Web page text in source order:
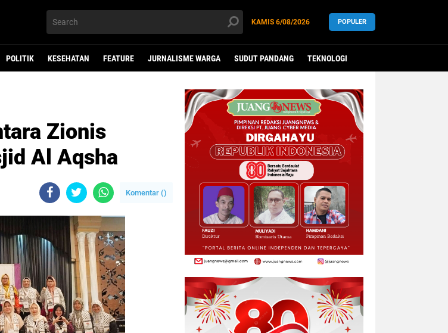
KAMIS 6/08/2026 POPULER
POLITIK KESEHATAN FEATURE JURNALISME WARGA SUDUT PANDANG TEKNOLOGI
Zionis
Al Aqsha
Komentar ()